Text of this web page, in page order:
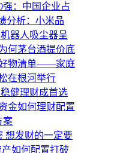
强：中国企业占
分析：小米品
器人吸尘器呈
何茅台酒提价底
物清单——家庭
在根河举行
健理财成首选
金如何理财配置
案
想发财的一定要
如何配置打破